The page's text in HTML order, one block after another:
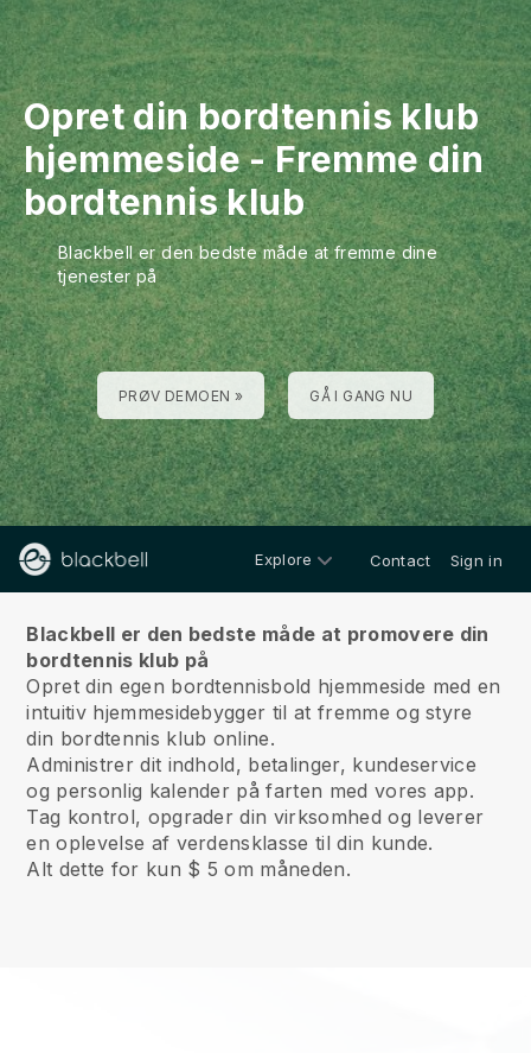
Opret din bordtennis klub
hjemmeside-Fremme din
bordtennis klub
Blackbell er den bedste måde at fremme dine
tjenester på
PRØV DEMOEN » GÅ I GANG NU
Explore Contact Sign in
Blackbell er den bedste måde at promovere din
bordtennis klub på
Opret din egen bordtennisbold hjemmeside med en
intuitiv hjemmesidebygger til at fremme og styre
din bordtennis klub online.
Administrer dit indhold, betalinger, kundeservice
og personlig kalender på farten med vores app.
Tag kontrol, opgrader din virksomhed og leverer
en oplevelse af verdensklasse til din kunde.
Alt dette for kun $ 5 om måneden.